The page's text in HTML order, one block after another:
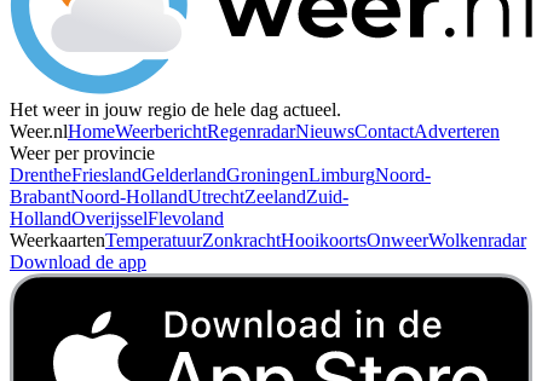
Het weer in jouw regio de hele dag actueel.
Weer.nlHomeWeerberichtRegenradarNieuwsContactAdverteren
Weer per provincie
DrentheFrieslandGelderlandGroningenLimburgNoord-
BrabantNoord-HollandUtrechtZeelandZuid-
HollandOverijsselFlevoland
WeerkaartenTemperatuurZonkrachtHooikoortsOnweerWolkenradar
Download de app